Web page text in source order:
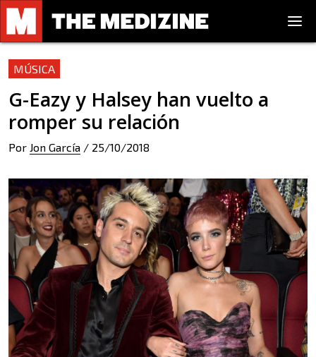
MÚSICA
G-Eazy y Halsey han vuelto a
romper su relación
Por Jon García / 25/10/2018